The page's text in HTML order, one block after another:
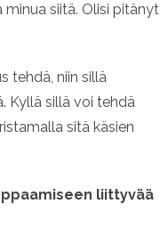
siitä. Olisi pitänyt
tehdä, niin sillä
Kyllä sillä voi tehdä
sitä käsien
liittyvää